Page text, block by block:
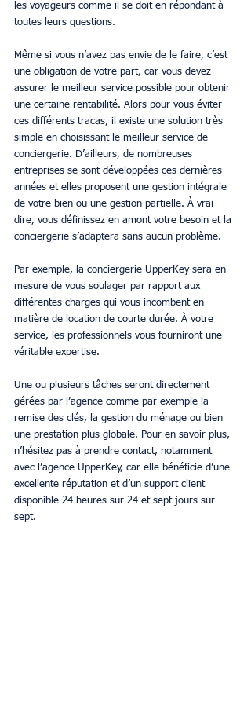
les voyageurs comme il se doit en répondant à
toutes leurs questions.
Même si vous n’avez pas envie de le faire, c’est
une obligation de votre part, car vous devez
assurer le meilleur service possible pour obtenir
une certaine rentabilité. Alors pour vous éviter
ces différents tracas, il existe une solution très
simple en choisissant le meilleur service de
conciergerie. D’ailleurs, de nombreuses
entreprises se sont développées ces dernières
années et elles proposent une gestion intégrale
de votre bien ou une gestion partielle. À vrai
dire, vous définissez en amont votre besoin et la
conciergerie s’adaptera sans aucun problème.
Par exemple, la conciergerie UpperKey sera en
mesure de vous soulager par rapport aux
différentes charges qui vous incombent en
matière de location de courte durée. À votre
service, les professionnels vous fourniront une
véritable expertise.
Une ou plusieurs tâches seront directement
gérées par l’agence comme par exemple la
remise des clés, la gestion du ménage ou bien
une prestation plus globale. Pour en savoir plus,
n’hésitez pas à prendre contact, notamment
avec l’agence UpperKey, car elle bénéficie d’une
excellente réputation et d’un support client
disponible 24 heures sur 24 et sept jours sur
sept.